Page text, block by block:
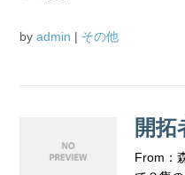
by admin | その他
開拓
From：